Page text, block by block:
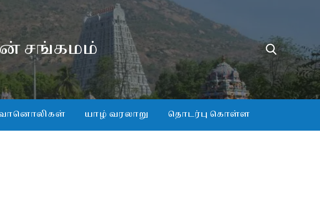
சங்கமம்
வானொலிகள் யாழ் வரலாறு தொடர்பு கொள்ள